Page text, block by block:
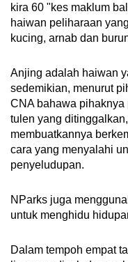
kira 60 "kes maklum
haiwan peliharaan
kucing, arnab dan
Anjing adalah haiwan
sedemikian, menurut
CNA bahawa
tulen yang
membuatkannya
cara yang menyalahi
penyeludupan.
NParks juga
untuk menghidu
Dalam tempoh empat